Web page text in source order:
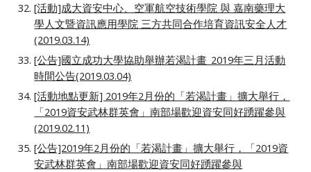
[活動]成大資安中心、空軍航空技術學院 與 嘉南藥理大
學人文暨資訊應用學院 三方共同合作培育資訊安全人才
(2019.03.14)
[公告]國立成功大學協助舉辦若渴計畫_2019年三月活動
時間公告(2019.03.04)
[活動地點更新] 2019年2月份的「若渴計畫」擴大舉行，
「2019資安武林群英會」南部場歡迎資安同好踴躍參與
(2019.02.11)
[公告]2019年2月份的「若渴計畫」擴大舉行，「2019資
安武林群英會」南部場歡迎資安同好踴躍參與